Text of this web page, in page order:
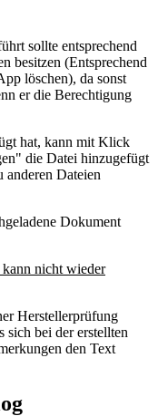
sollte entsprechend
besitzen (Entsprechend
löschen), da sonst
er die Berechtigung
hat, kann mit Klick
die Datei hinzugefügt
anderen Dateien
Dokument
nicht wieder
Herstellerprüfung
sich bei der erstellten
den Text